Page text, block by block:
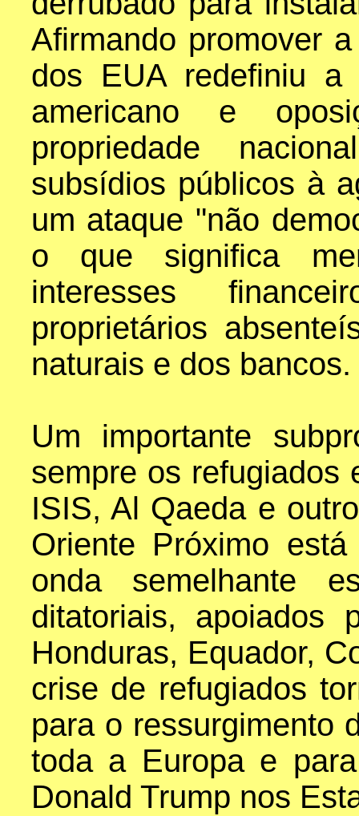
Afirmando promover
dos EUA redefiniu a
americano e
propriedade
subsídios públicos à
um ataque "não
o que significa
interesses
proprietários
naturais e dos bancos.
Um importante
sempre os refugiados
ISIS, Al Qaeda e
Oriente Próximo
onda semelhante
ditatoriais, apoiados
Honduras, Equador,
crise de refugiados
para o ressurgimento
toda a Europa e
Donald Trump nos